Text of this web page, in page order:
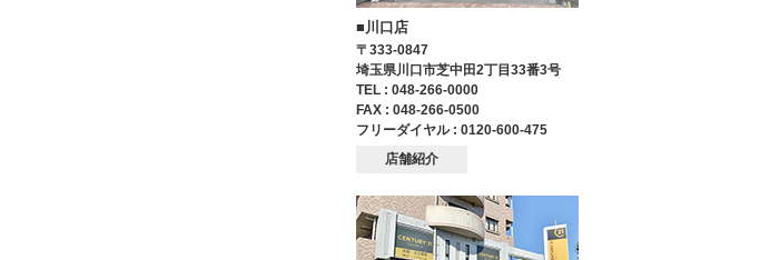
■川口店
〒333-0847
埼玉県川口市芝中田2丁目33番3号
TEL : 048-266-0000
FAX : 048-266-0500
フリーダイヤル : 0120-600-475
店舗紹介